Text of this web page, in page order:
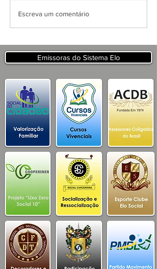
APRESENTAÇÃO DO
TURISMO E
DESENVOLVIMENTO
ECONOMICO PB
Escreva um comentário
Emissoras do Sistema Elo